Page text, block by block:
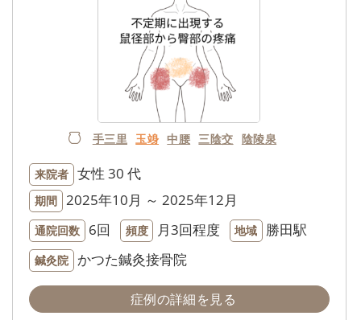
手三里 玉竧 中腰 三陰交 陰陵泉
来院者 女性 30 代
期間 2025年10月 ～ 2025年12月
通院回数 6回 頻度 月3回程度 地域 勝田駅
鍼灸院 かつた鍼灸接骨院
症例の詳細を見る